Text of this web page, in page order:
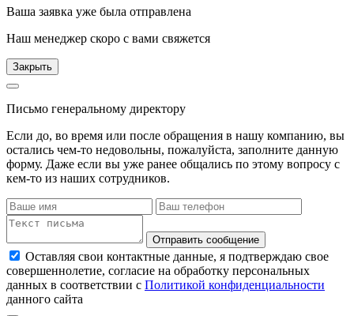
Ваша заявка уже была отправлена
Наш менеджер скоро с вами свяжется
Закрыть
Письмо генеральному директору
Если до, во время или после обращения в нашу компанию, вы
остались чем-то недовольны, пожалуйста, заполните данную
форму. Даже если вы уже ранее общались по этому вопросу с
кем-то из наших сотрудников.
Отправить сообщение
Оставляя свои контактные данные, я подтверждаю свое
совершеннолетие, согласие на обработку персональных
данных в соответствии с Политикой конфиденциальности
данного сайта